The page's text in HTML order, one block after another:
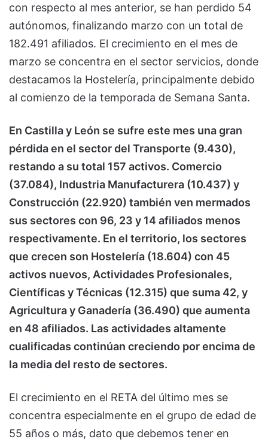
con respecto al mes anterior, se han perdido 54
autónomos, finalizando marzo con un total de
182.491 afiliados. El crecimiento en el mes de
marzo se concentra en el sector servicios, donde
destacamos la Hostelería, principalmente debido
al comienzo de la temporada de Semana Santa.
En Castilla y León se sufre este mes una gran
pérdida en el sector del Transporte (9.430),
restando a su total 157 activos. Comercio
(37.084), Industria Manufacturera (10.437) y
Construcción (22.920) también ven mermados
sus sectores con 96, 23 y 14 afiliados menos
respectivamente. En el territorio, los sectores
que crecen son Hostelería (18.604) con 45
activos nuevos, Actividades Profesionales,
Científicas y Técnicas (12.315) que suma 42, y
Agricultura y Ganadería (36.490) que aumenta
en 48 afiliados. Las actividades altamente
cualificadas continúan creciendo por encima de
la media del resto de sectores.
El crecimiento en el RETA del último mes se
concentra especialmente en el grupo de edad de
55 años o más, dato que debemos tener en